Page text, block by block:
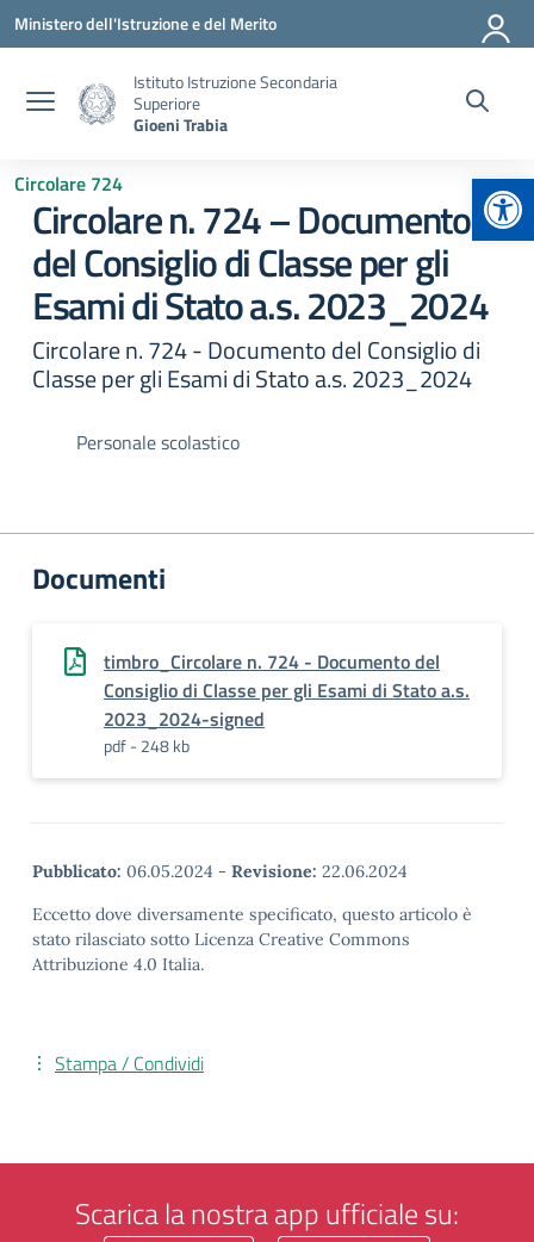
Vai ai contenuti
Vai al menu di navigazione
Vai al footer
Ministero dell'Istruzione e del Merito
Istituto Istruzione Secondaria
Superiore
Gioeni Trabia
Circolare 724
Circolare n. 724 – Documento
del Consiglio di Classe per gli
Esami di Stato a.s. 2023_2024
Circolare n. 724 - Documento del Consiglio di
Classe per gli Esami di Stato a.s. 2023_2024
Personale scolastico
Documenti
timbro_Circolare n. 724 - Documento del
Consiglio di Classe per gli Esami di Stato a.s.
2023_2024-signed
pdf - 248 kb
Pubblicato: 06.05.2024 - Revisione: 22.06.2024
Eccetto dove diversamente specificato, questo articolo è
stato rilasciato sotto Licenza Creative Commons
Attribuzione 4.0 Italia.
Stampa / Condividi
Scarica la nostra app ufficiale su: